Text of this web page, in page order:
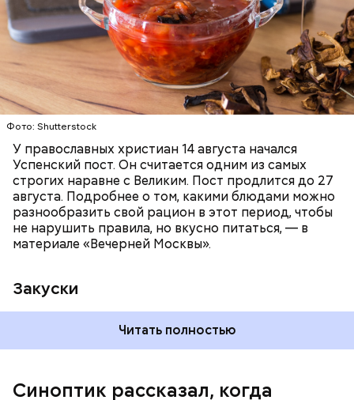
Фото: Shutterstock
У православных христиан 14 августа начался
Успенский пост. Он считается одним из самых
строгих наравне с Великим. Пост продлится до 27
августа. Подробнее о том, какими блюдами можно
разнообразить свой рацион в этот период, чтобы
не нарушить правила, но вкусно питаться, — в
материале «Вечерней Москвы».
Закуски
Читать полностью
ПРАВОСЛАВИЕ ЕДА РЕЦЕПТЫ
Синоптик рассказал, когда
По словам Вильфанда, с середины следующей
прогреваться, потому что на юг России придет
Читайте также:Синоптик предупредил о переносе
купального сезона в Москве и Подмосковье